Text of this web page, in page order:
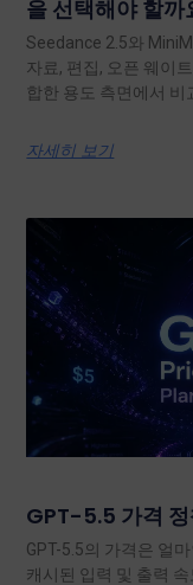
을 선택해야 할까
Seedance 2.5와
자료, 편집, 오픈 웨이
합한 용도 측면에서 비
자세히 보기
GPT-5.5 가격 정
GPT-5.5의 가격은 얼
캐시된 입력 및 출력